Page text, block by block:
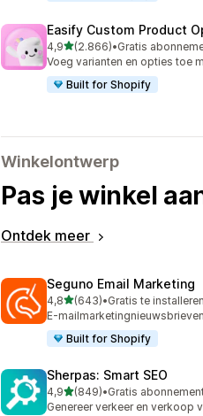
Easify Custom Product
4,9van 5 sterren
(2.866)
2866 recensies in totaal
•Gratis
Voeg varianten en opties toe
Built for Shopify
Winkelontwerp
Pas je winkel
Ontdek meer
Seguno Email Marketing
4,8van 5 sterren
(643)
643 recensies in totaal
•Gratis te installeren
E-
Built for Shopify
Sherpas: Smart SEO
4,9van 5 sterren
(849)
849 recensies in totaal
•Gratis
Genereer verkeer en verkoop